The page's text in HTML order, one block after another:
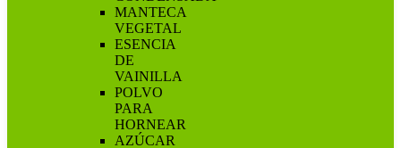
MANTECA
VEGETAL
ESENCIA
DE
VAINILLA
POLVO
PARA
HORNEAR
AZÚCAR